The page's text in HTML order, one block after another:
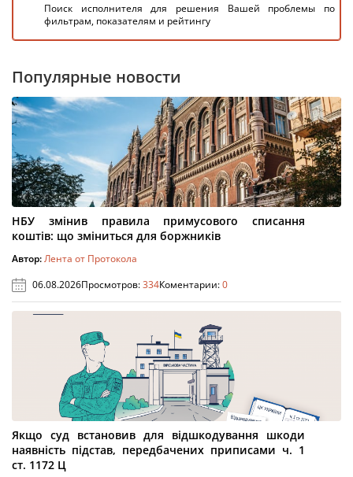
Поиск исполнителя для решения Вашей проблемы по
фильтрам, показателям и рейтингу
Популярные новости
НБУ змінив правила примусового списання
коштів: що зміниться для боржників
Автор:Лента от Протокола
06.08.2026Просмотров:334Коментарии:0
Якщо суд встановив для відшкодування шкоди
наявність підстав, передбачених приписами ч. 1
ст. 1172 Ц